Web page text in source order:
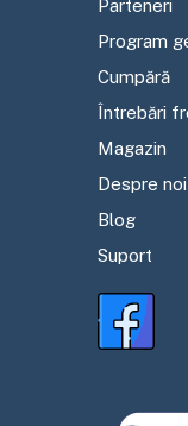
Parteneri
Program
Cumpără
Întrebări
Magazin
Despre noi
Blog
Suport